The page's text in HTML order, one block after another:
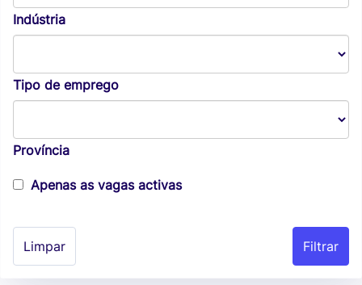
Indústria
Tipo de emprego
Província
Apenas as vagas activas
Limpar